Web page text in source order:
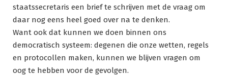
staatssecretaris een brief te schrijven met de vraag om
daar nog eens heel goed over na te denken.
Want ook dat kunnen we doen binnen ons
democratisch systeem: degenen die onze wetten, regels
en protocollen maken, kunnen we blijven vragen om
oog te hebben voor de gevolgen.